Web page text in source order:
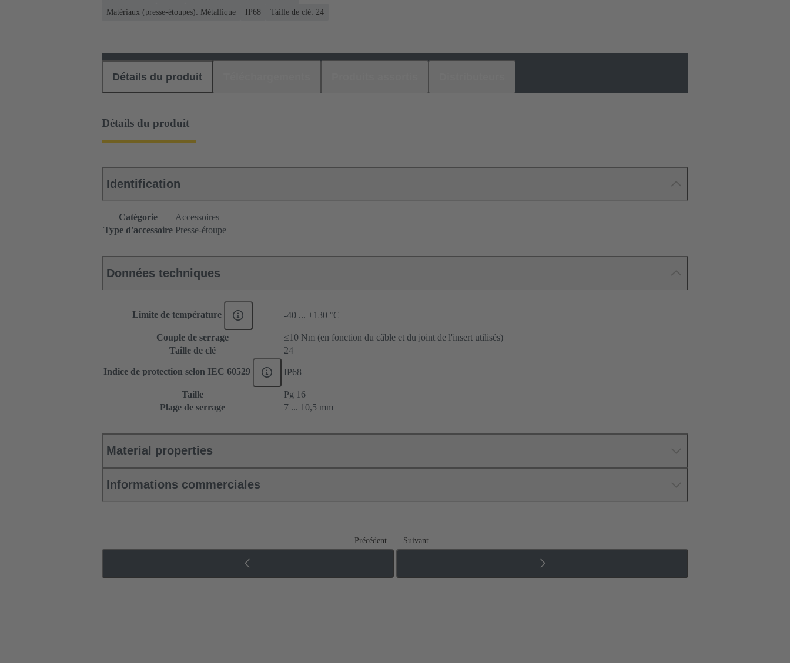
Matériaux (presse-étoupes): Métallique
IP68 Taille de clé: 24
Détails du produit
Détails du produit
Identification
Catégorie
Accessoires
Type d'accessoire Presse-étoupe
Données techniques
Limite de température -40 ... +130 °C
Couple de serrage
≤10 Nm (en fonction du câble et du joint de l'insert utilisés)
Taille de clé
24
Indice de protection selon IEC 60529 IP68
Taille
Pg 16
Plage de serrage
7 ... 10,5 mm
Material properties
Informations commerciales
Précédent Suivant